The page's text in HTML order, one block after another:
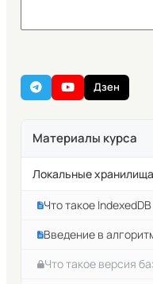
Дзен
Материалы курса
Локальные
Что такое IndexedDB
Введение в
Что такое версия